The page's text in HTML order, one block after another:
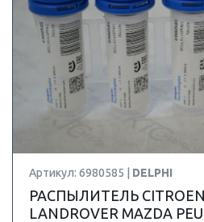
Артикул: 6980585 | DELPHI
РАСПЫЛИТЕЛЬ CITROEN
LANDROVER MAZDA